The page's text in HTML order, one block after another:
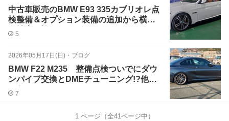
中古車販売のBMW E93 335カブリオレ点
検整備＆オプション装備の追加から横浜
へ納車の旅へ♪
5
2026年05月17日(日) ・ ブログ
BMW F22 M235 整備点検ついでにダウ
ンパイプ交換とDMEチューニング!?他に
も色々とｗ
7
1ページ（全41ページ中）